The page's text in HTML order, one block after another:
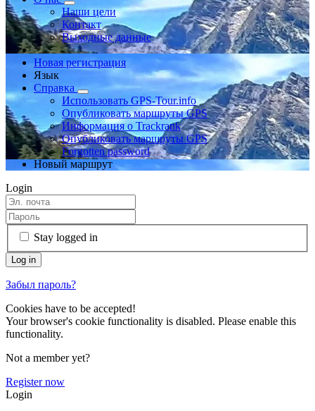
Наши цели
Контакт
Выходные данные
Новая регистрация
Язык
Справка
Использовать GPS-Tour.info
Опубликовать маршруты GPS
Информация о Trackrank
Опубликовать маршруты GPS
Forgotten password
Новый маршрут
Login
Stay logged in
Забыл пароль?
Cookies have to be accepted!
Your browser's cookie functionality is disabled. Please enable this
functionality.
Not a member yet?
Register now
Login